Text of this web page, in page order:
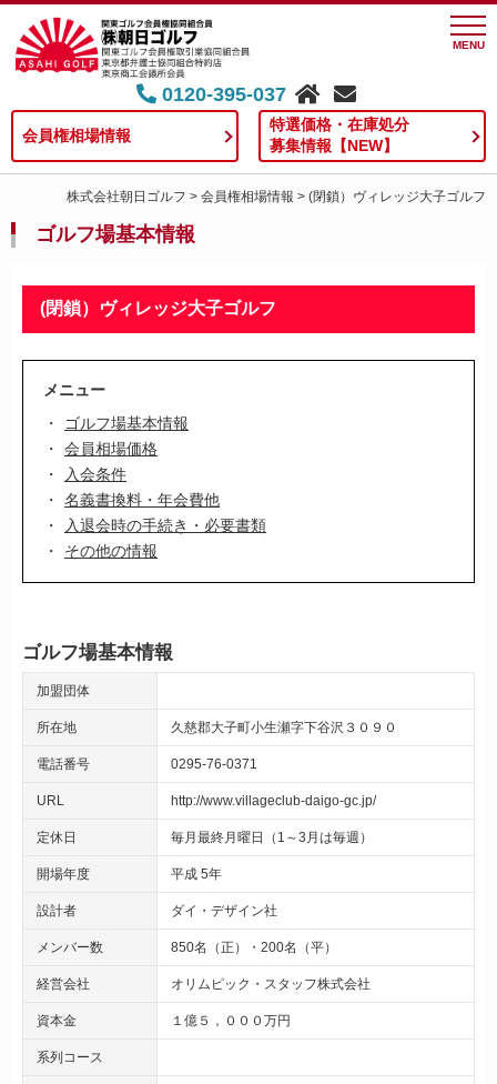
MENU
0120-395-037
会員権相場情報
特選価格・在庫処分
募集情報【NEW】
株式会社朝日ゴルフ > 会員権相場情報 > (閉鎖）ヴィレッジ大子ゴルフ
ゴルフ場基本情報
(閉鎖）ヴィレッジ大子ゴルフ
メニュー
ゴルフ場基本情報
会員相場価格
入会条件
名義書換料・年会費他
入退会時の手続き・必要書類
その他の情報
ゴルフ場基本情報
加盟団体
所在地 久慈郡大子町小生瀬字下谷沢３０９０
電話番号 0295-76-0371
URL http://www.villageclub-daigo-gc.jp/
定休日 毎月最終月曜日（1～3月は毎週）
開場年度 平成 5年
設計者 ダイ・デザイン社
メンバー数 850名（正）・200名（平）
経営会社 オリムピック・スタッフ株式会社
資本金 １億５，０００万円
系列コース